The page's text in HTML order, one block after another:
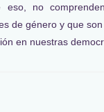
eso, no
de género y que
en nuestras